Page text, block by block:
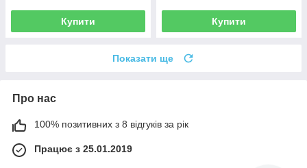
Купити Купити
Показати ще
Про нас
100% позитивних з 8 відгуків за рік
Працює з 25.01.2019